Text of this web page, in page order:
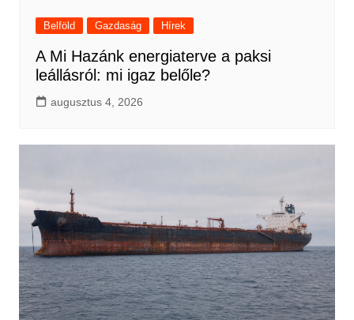
Belföld Gazdaság Hírek
A Mi Hazánk energiaterve a paksi
leállásról: mi igaz belőle?
augusztus 4, 2026